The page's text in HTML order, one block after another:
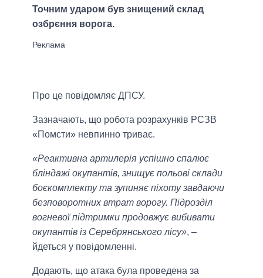
Точним ударом був знищений склад
озбрєння ворога.
Про це повідомляє ДПСУ.
Зазначають, що робота розрахунків РСЗВ
«Помсти» невпинно триває.
«Реактивна артилерія успішно спалює
бліндажі окупантів, знищує польові склади
боєкомплекту та зупиняє піхоту завдаючи
безповоротних втрат ворогу. Підрозділ
вогневої підтримки продовжує вибивати
окупантів із Серебрянського лісу», –
йдеться у повідомленні.
Додають, що атака була проведена за